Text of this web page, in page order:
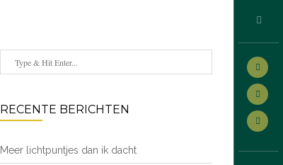
RECENTE BERICHTEN
Meer lichtpuntjes dan ik dacht